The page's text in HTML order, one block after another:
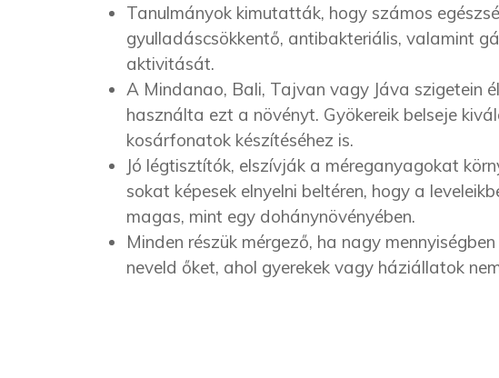
Tanulmányok kimutatták, hogy számos
gyulladáscsökkentő, antibakteriális, valamint
aktivitását.
A Mindanao, Bali, Tajvan vagy Jáva szigetein
használta ezt a növényt. Gyökereik belseje
kosárfonatok készítéséhez is.
Jó légtisztítók, elszívják a méreganyagokat
sokat képesek elnyelni beltéren, hogy a
magas, mint egy dohánynövényében.
Minden részük mérgező, ha nagy
neveld őket, ahol gyerekek vagy háziállatok